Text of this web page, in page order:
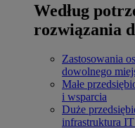
Według
rozwiązania
Zastosowania
dowolnego
Małe
i wsparcia
Duże
infrastruktura